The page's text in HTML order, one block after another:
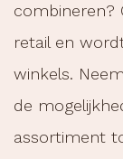
combineren?
retail en
winkels.
de
assortiment